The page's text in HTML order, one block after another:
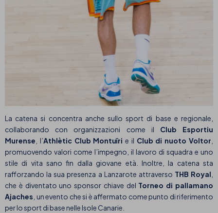
La catena si concentra anche sullo sport di base e regionale,
collaborando con organizzazioni come il Club Esportiu
Murense , l’Athlètic Club Montuïri e il Club di nuoto Voltor
promuovendo valori come l’impegno, il lavoro di squadra e uno
stile di vita sano fin dalla giovane età. Inoltre, la catena sta
rafforzando la sua presenza a Lanzarote attraverso THB Royal
che è diventato uno sponsor chiave del Torneo di pallamano
Ajaches , un evento che si è affermato come punto di riferimento
per lo sport di base nelle Isole Canarie.